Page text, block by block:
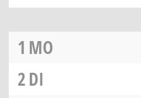
1 MO
2DI